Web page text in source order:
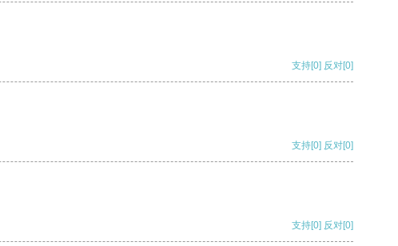
支持[0] 反对[0]
支持[0] 反对[0]
支持[0] 反对[0]